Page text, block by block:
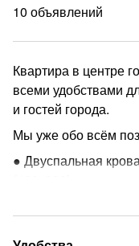
10 объявлений
Квартира в центре
всеми удобствами
и гостей города.
Мы уже обо всём
● Двуспальная
(120х200),